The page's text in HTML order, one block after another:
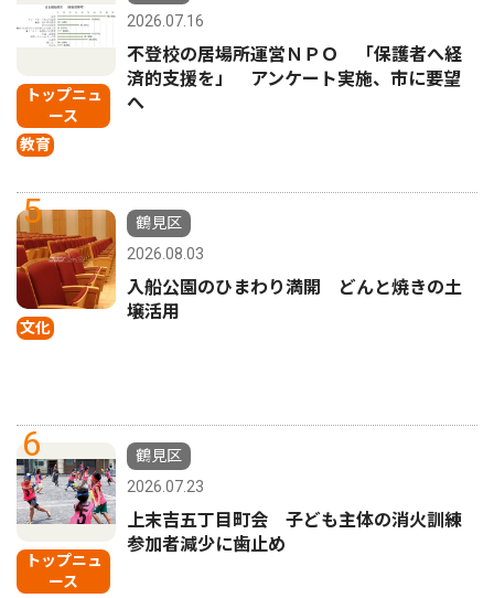
トップニュ
ース
教育
2026.07.16
不登校の居場所運営ＮＰＯ 「保護者へ経
済的支援を」 アンケート実施、市に要望
へ
5
文化
鶴見区
2026.08.03
入船公園のひまわり満開 どんと焼きの土
壌活用
6
トップニュ
ース
鶴見区
2026.07.23
上末吉五丁目町会 子ども主体の消火訓練
参加者減少に歯止め